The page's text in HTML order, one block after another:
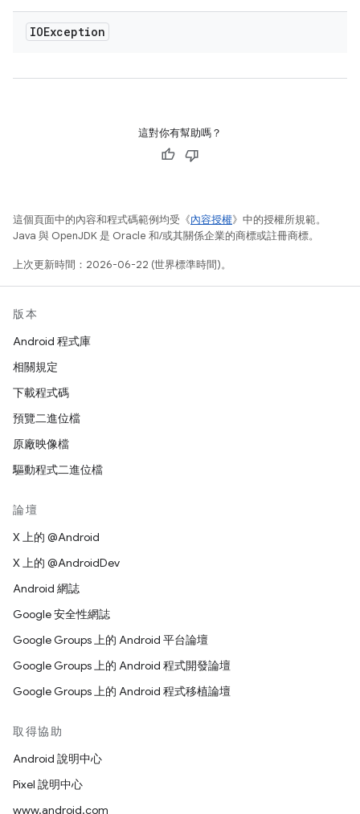
IOException
這對你有幫助嗎？
這個頁面中的內容和程式碼範例均受《內容授權》中的授權所規範。
Java 與 OpenJDK 是 Oracle 和/或其關係企業的商標或註冊商標。
上次更新時間：2026-06-22 (世界標準時間)。
版本
Android 程式庫
相關規定
下載程式碼
預覽二進位檔
原廠映像檔
驅動程式二進位檔
論壇
X 上的 @Android
X 上的 @AndroidDev
Android 網誌
Google 安全性網誌
Google Groups 上的 Android 平台論壇
Google Groups 上的 Android 程式開發論壇
Google Groups 上的 Android 程式移植論壇
取得協助
Android 說明中心
Pixel 說明中心
www.android.com